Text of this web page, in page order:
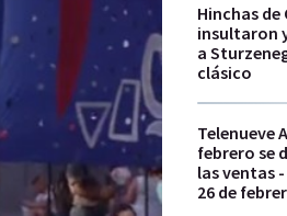
Hinchas de
insultaron
a
clásico
Telenueve
febrero se
las ventas
26 de